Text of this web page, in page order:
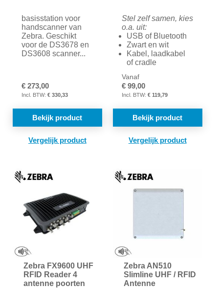
basisstation voor
handscanner van
Zebra. Geschikt
voor de DS3678 en
DS3608 scanner...
€ 273,00
€ 330,33
Bekijk product
TOEVOEGEN
VERGELIJKEN
Stel zelf samen, kies
o.a. uit:
USB of Bluetooth
Zwart en wit
Kabel, laadkabel
of cradle
Vanaf
€ 99,00
€ 119,79
Bekijk product
Zebra FX9600 UHF
RFID Reader 4
antenne poorten
Zebra AN510
Slimline UHF / RFID
Antenne